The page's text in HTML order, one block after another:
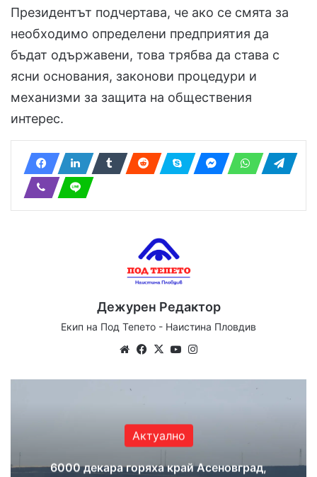
Президентът подчертава, че ако се смята за
необходимо определени предприятия да
бъдат одържавени, това трябва да става с
ясни основания, законови процедури и
механизми за защита на обществения
интерес.
Дежурен Редактор
Екип на Под Тепето - Наистина Пловдив
WebsiteFacebook
X YouTube
Актуално
6000 декара горяха край Асеновград,